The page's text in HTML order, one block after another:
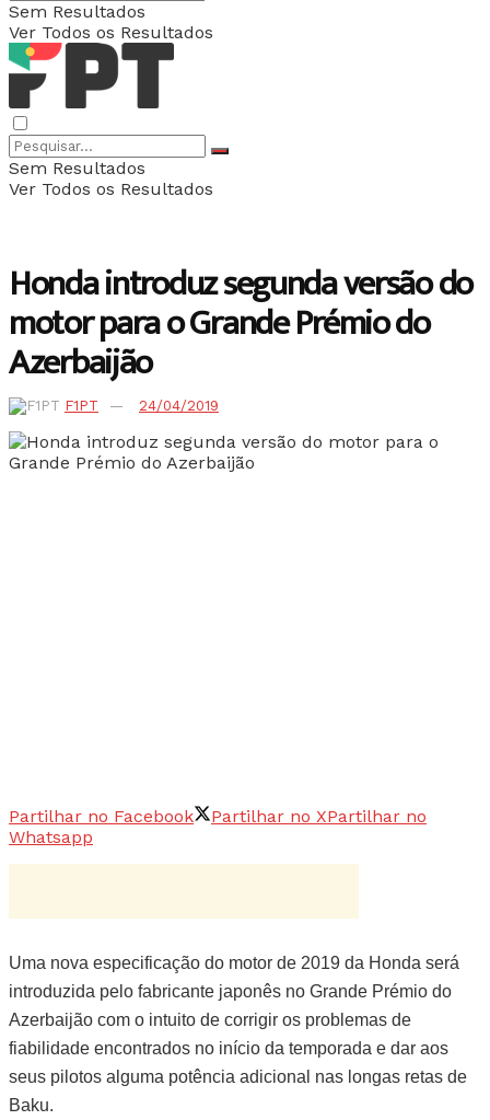
Sem Resultados
Ver Todos os Resultados
Sem Resultados
Ver Todos os Resultados
Honda introduz segunda versão do
motor para o Grande Prémio do
Azerbaijão
F1PT 24/04/2019
Partilhar no Facebook Partilhar no XPartilhar no
Whatsapp
Uma nova especificação do motor de 2019 da Honda será
introduzida pelo fabricante japonês no Grande Prémio do
Azerbaijão com o intuito de corrigir os problemas de
fiabilidade encontrados no início da temporada e dar aos
seus pilotos alguma potência adicional nas longas retas de
Baku.